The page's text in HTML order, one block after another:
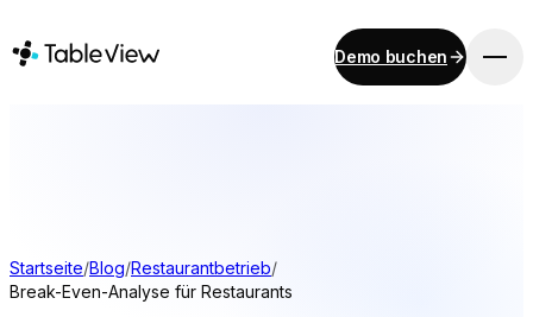
Demo buchen
Rechnungswesen
Zahlungen
Startseite/Blog/Restaurantbetrieb/
Break-Even-Analyse für Restaurants